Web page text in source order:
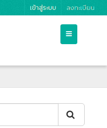
เข้าสู่ระบบ ลงทะเบียน